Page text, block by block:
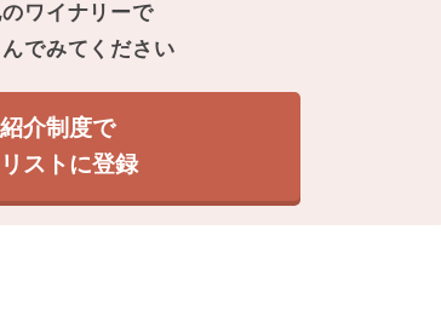
ワイナリーで
でみてください
介制度で
ストに登録